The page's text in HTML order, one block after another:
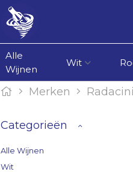
Alle
Wijnen
Wit
Merken Radacini
Categorieën
Alle Wijnen
Wit